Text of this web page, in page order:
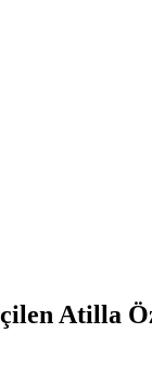
Atilla